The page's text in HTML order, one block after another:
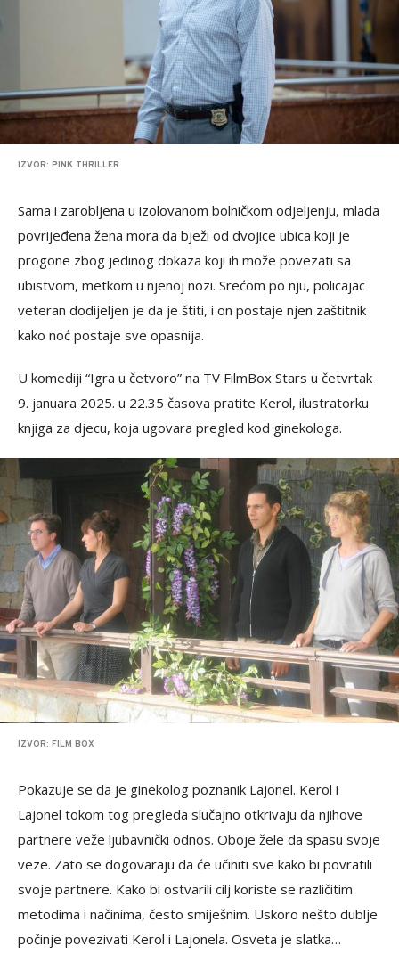
IZVOR: PINK THRILLER
Sama i zarobljena u izolovanom bolničkom odjeljenju, mlada
povrijeđena žena mora da bježi od dvojice ubica koji je
progone zbog jedinog dokaza koji ih može povezati sa
ubistvom, metkom u njenoj nozi. Srećom po nju, policajac
veteran dodijeljen je da je štiti, i on postaje njen zaštitnik
kako noć postaje sve opasnija.
U komediji “Igra u četvoro” na TV FilmBox Stars u četvrtak
9. januara 2025. u 22.35 časova pratite Kerol, ilustratorku
knjiga za djecu, koja ugovara pregled kod ginekologa.
IZVOR: FILM BOX
Pokazuje se da je ginekolog poznanik Lajonel. Kerol i
Lajonel tokom tog pregleda slučajno otkrivaju da njihove
partnere veže ljubavnički odnos. Oboje žele da spasu svoje
veze. Zato se dogovaraju da će učiniti sve kako bi povratili
svoje partnere. Kako bi ostvarili cilj koriste se različitim
metodima i načinima, često smiješnim. Uskoro nešto dublje
počinje povezivati Kerol i Lajonela. Osveta je slatka…